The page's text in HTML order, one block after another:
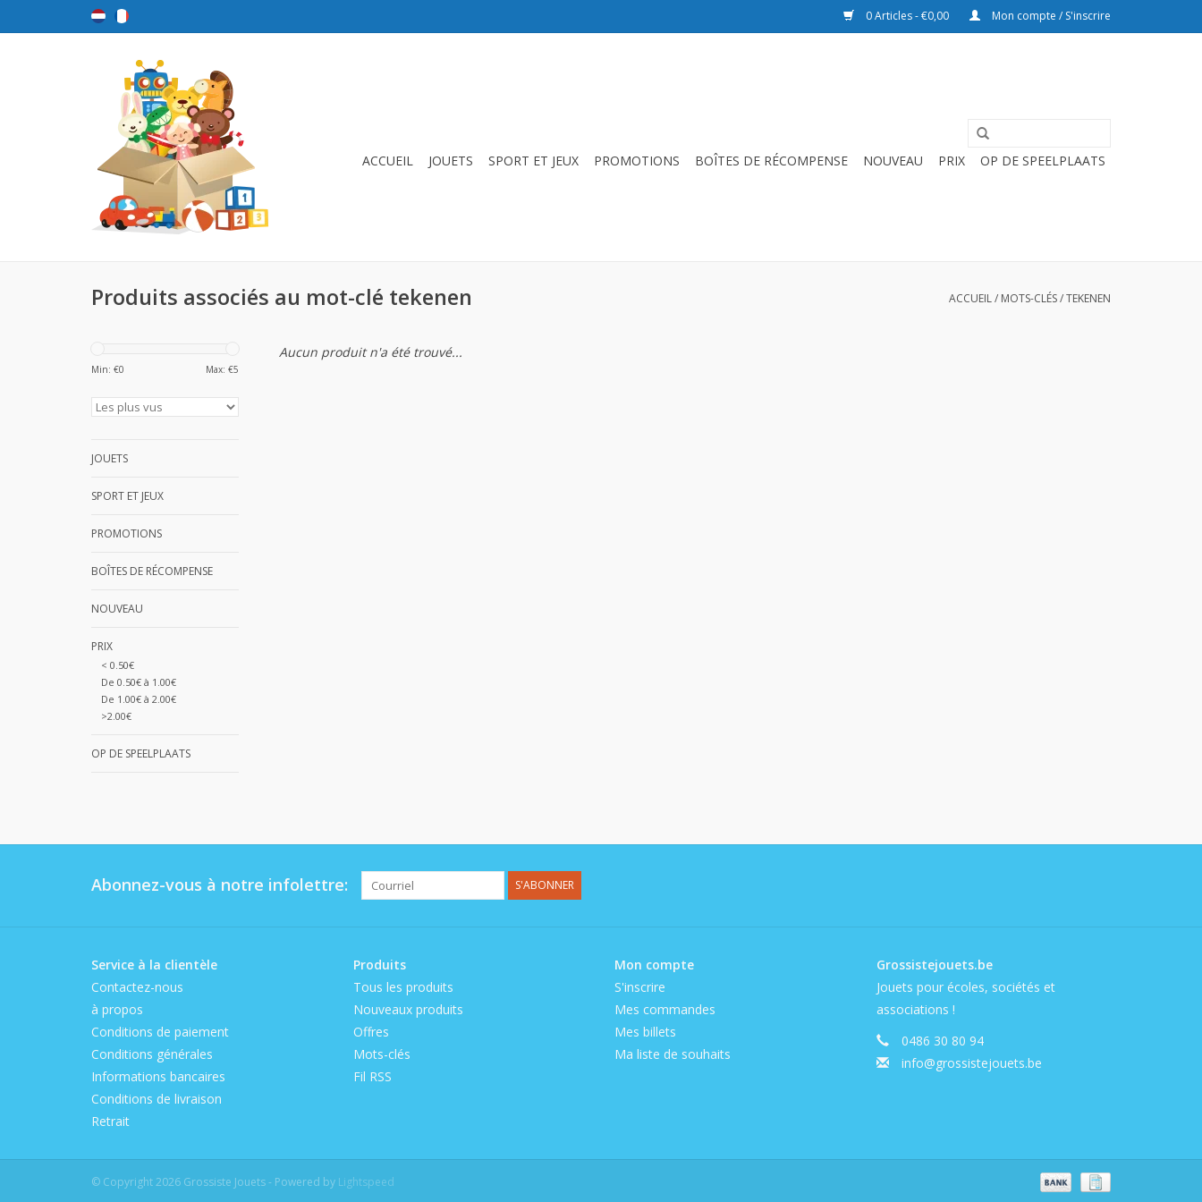
0 Articles - €0,00 Mon compte / S'inscrire
ACCUEIL JOUETS SPORT ET JEUX PROMOTIONS BOÎTES DE RÉCOMPENSE NOUVEAU PRIX OP DE SPEELPLAATS
Produits associés au mot-clé tekenen ACCUEIL/ MOTS-CLÉS/TEKENEN
Min: €0 Max: €5
JOUETS
SPORT ET JEUX
PROMOTIONS
BOÎTES DE RÉCOMPENSE
NOUVEAU
PRIX
< 0.50€
De 0.50€ à 1.00€
De 1.00€ à 2.00€
>2.00€
OP DE SPEELPLAATS
Aucun produit n'a été trouvé...
Abonnez-vous à notre infolettre: S'ABONNER
Service à la clientèle
Contactez-nous
à propos
Conditions de paiement
Conditions générales
Informations bancaires
Conditions de livraison
Retrait
Produits
Tous les produits
Nouveaux produits
Offres
Mots-clés
Fil RSS
Mon compte
S'inscrire
Mes commandes
Mes billets
Ma liste de souhaits
Grossistejouets.be
Jouets pour écoles, sociétés et
associations !
0486 30 80 94
info@grossistejouets.be
© Copyright 2026 Grossiste Jouets - Powered by Lightspeed